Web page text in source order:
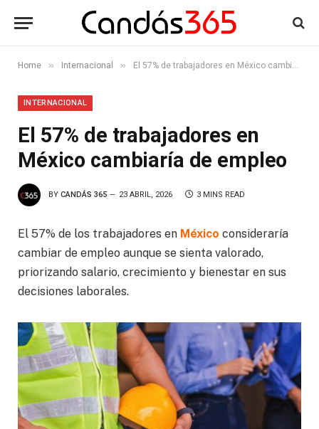
Home » Internacional » El 57% de trabajadores en México cambiaría de empleo
INTERNACIONAL
El 57% de trabajadores en
México cambiaría de empleo
BY CANDÁS 365 23 ABRIL, 2026 3 MINS READ
El 57% de los trabajadores en México consideraría
cambiar de empleo aunque se sienta valorado,
priorizando salario, crecimiento y bienestar en sus
decisiones laborales.